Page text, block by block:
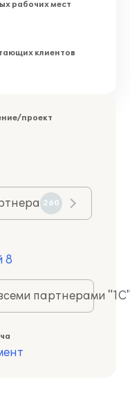
рабочих мест
клиентов
проект
260
8
партнерами